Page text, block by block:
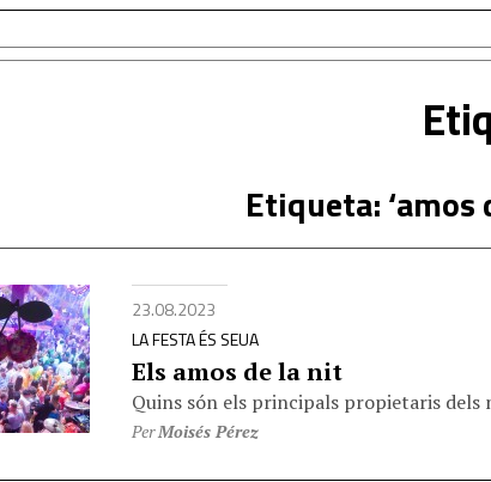
Etiqueta:
23.08.2023
LA FESTA ÉS SEUA
Els amos de la nit
Quins són els principals propietaris dels
PerMoisés Pérez